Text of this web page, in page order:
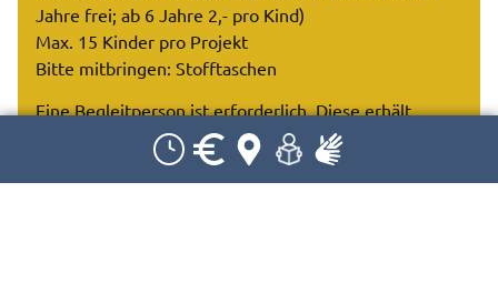
Jahre frei; ab 6 Jahre 2,- pro Kind)
Max. 15 Kinder pro Projekt
Bitte mitbringen: Stofftaschen
Eine Begleitperson ist erforderlich. Diese erhält